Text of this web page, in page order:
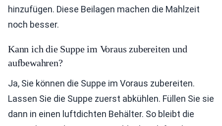
hinzufügen. Diese Beilagen machen die Mahlzeit
noch besser.
Kann ich die Suppe im Voraus zubereiten und
aufbewahren?
Ja, Sie können die Suppe im Voraus zubereiten.
Lassen Sie die Suppe zuerst abkühlen. Füllen Sie sie
dann in einen luftdichten Behälter. So bleibt die